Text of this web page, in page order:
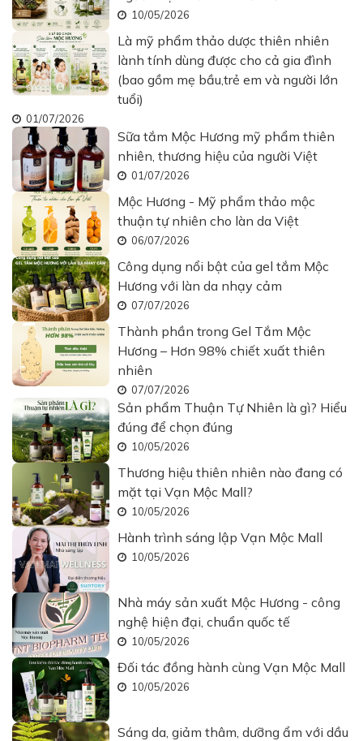
10/05/2026
Là mỹ phẩm thảo dược thiên nhiên
lành tính dùng được cho cả gia đình
(bao gồm mẹ bầu,trẻ em và người lớn
tuổi)
01/07/2026
Sữa tắm Mộc Hương mỹ phẩm thiên
nhiên, thương hiệu của người Việt
01/07/2026
Mộc Hương - Mỹ phẩm thảo mộc
thuận tự nhiên cho làn da Việt
06/07/2026
Công dụng nổi bật của gel tắm Mộc
Hương với làn da nhạy cảm
07/07/2026
Thành phần trong Gel Tắm Mộc
Hương – Hơn 98% chiết xuất thiên
nhiên
07/07/2026
Sản phẩm Thuận Tự Nhiên là gì? Hiểu
đúng để chọn đúng
10/05/2026
Thương hiệu thiên nhiên nào đang có
mặt tại Vạn Mộc Mall?
10/05/2026
Hành trình sáng lập Vạn Mộc Mall
10/05/2026
Nhà máy sản xuất Mộc Hương - công
nghệ hiện đại, chuẩn quốc tế
10/05/2026
Đối tác đồng hành cùng Vạn Mộc Mall
10/05/2026
Sáng da, giảm thâm, dưỡng ẩm với dầu